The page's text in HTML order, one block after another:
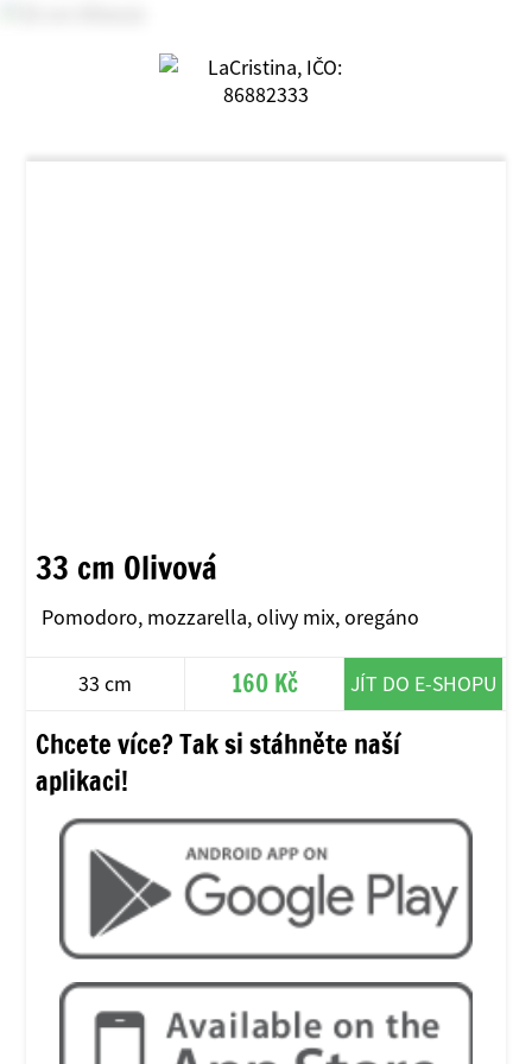
33 cm Olivová
Pomodoro, mozzarella, olivy mix, oregáno
33 cm 160 Kč JÍT DO E-SHOPU
Chcete více? Tak si stáhněte naší
aplikaci!